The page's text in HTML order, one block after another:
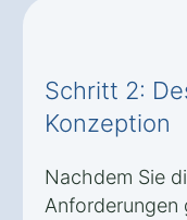
Schritt 2:
Konzeption
Nachdem Sie
Anforderungen